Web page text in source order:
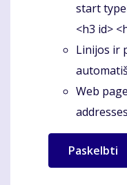
start
<h3 id>
Linijos ir
Web